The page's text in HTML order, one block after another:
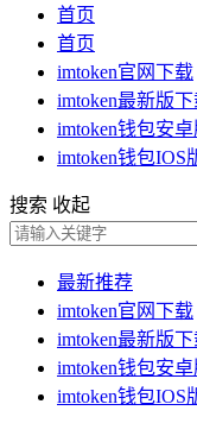
首页
首页
imtoken官网下载
imtoken最新版
imtoken钱包安卓
imtoken钱包IOS
搜索 收起
最新推荐
imtoken官网下载
imtoken最新版
imtoken钱包安卓
imtoken钱包IOS